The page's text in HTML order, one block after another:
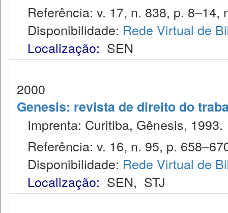
Referência: v. 17, n. 838, p. 8–14,
Disponibilidade: Rede Virtual de
Localização: SEN
2000
Genesis: revista de direito do
Imprenta: Curitiba, Gênesis, 1993.
Referência: v. 16, n. 95, p.
Disponibilidade: Rede Virtual de
Localização: SEN, STJ